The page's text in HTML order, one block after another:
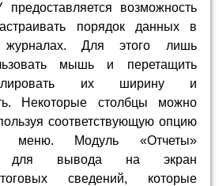
возможность
порядок данных в
журналах. Для этого лишь
мышь и перетащить
их ширину и
Некоторые столбцы можно
соответствующую опцию
меню. Модуль «Отчеты»
для вывода на экран
сведений, которые